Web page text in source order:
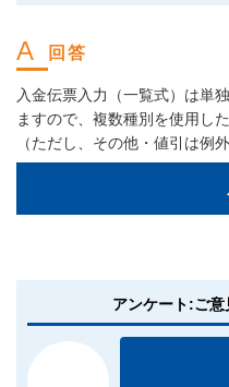
入金伝票入力（一覧式）は単
ますので、複数種別を使用し
（ただし、その他・値引は例外
アンケート:ご